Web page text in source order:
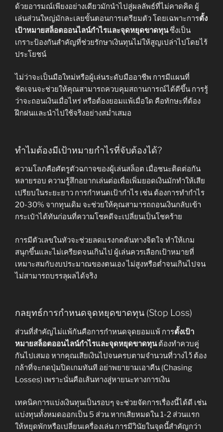
ด้วยอารมณ์เพียงอย่างเดียวมักนำไปสู่ผลลัพธ์ที่ไม่คาดคิด ผู้
เล่นส่วนใหญ่มักละเลยขั้นตอนการเตรียมตัว โดยเฉพาะการตั้ง
เป้าหมายสล็อตออนไลน์กำไรและจุดหยุดขาดทุนซึ่งเป็น
เกราะป้องกันสำคัญที่ช่วยรักษาเงินทุนไม่ให้สูญเปล่าไปโดยไร้
ประโยชน์
ไม่ว่าจะเป็นมือใหม่หรือผู้เล่นระดับมืออาชีพ การมีแผนที่
ชัดเจนจะช่วยให้คุณสามารถควบคุมสถานการณ์ได้ดีขึ้น การรู้
ว่าจะถอนเงินเมื่อไหร่ หรือต้องยอมแพ้เมื่อใด คือทักษะที่ต้อง
ฝึกฝนและนำไปใช้จริงอย่างสม่ำเสมอ
ทำไมต้องมีเป้าหมายกำไรที่จับต้องได้?
ความโลภคือศัตรูตัวฉกาจของผู้เล่นสล็อต เมื่อชนะติดต่อกัน
หลายรอบ ความรู้สึกอยากเล่นต่อเพื่อเพิ่มยอดเงินมักทำให้เสีย
เปรียบในระยะยาว การกำหนดเป้ากำไร เช่น ต้องการทำกำไร
20-30% จากทุนเดิม จะช่วยให้คุณสามารถถอนเงินกลับเข้า
กระเป๋าได้ทันก่อนที่ความโชคดีจะเปลี่ยนเป็นโชคร้าย
การมีตัวเลขในหัวจะช่วยลดแรงกดดันทางจิตใจ ทำให้เกม
สนุกขึ้นและไม่เครียดจนเกินไป ผู้เล่นควรเลือกเป้าหมายที่
เหมาะสมกับงบประมาณของตนเอง ไม่สูงหรือต่ำจนเกินไปจน
ไม่สามารถบรรลุผลได้จริง
กลยุทธ์การกำหนดจุดหยุดขาดทุน (Stop Loss)
ส่วนที่สำคัญไม่แพ้กันคือการกำหนดจุดยอมแพ้ การตั้งเป้า
หมายสล็อตออนไลน์กำไรและจุดหยุดขาดทุนต้องทำควบคู่
กันไปเสมอ หากคุณเสียเงินไปจนครบตามจำนวนที่วางไว้ ต้อง
กล้าที่จะกดปุ่มปิดเกมทันที อย่าพยายามเอาคืน (Chasing
Losses) เพราะนั่นคือเส้นทางสู่หายนะทางการเงิน
เทคนิคการแบ่งเงินทุนเป็นรอบๆ จะช่วยจัดการเรื่องนี้ได้ดี เช่น
แบ่งทุนทั้งหมดออกเป็น 5 ส่วน หากเสียหมดใน 1-2 ส่วนแรก
ให้หยุดพักหรือเปลี่ยนเครื่องเล่น การมีวินัยในจุดนี้สำคัญกว่า